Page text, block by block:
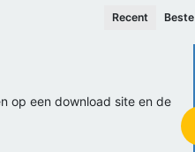
Recent Beste
op een download site en de